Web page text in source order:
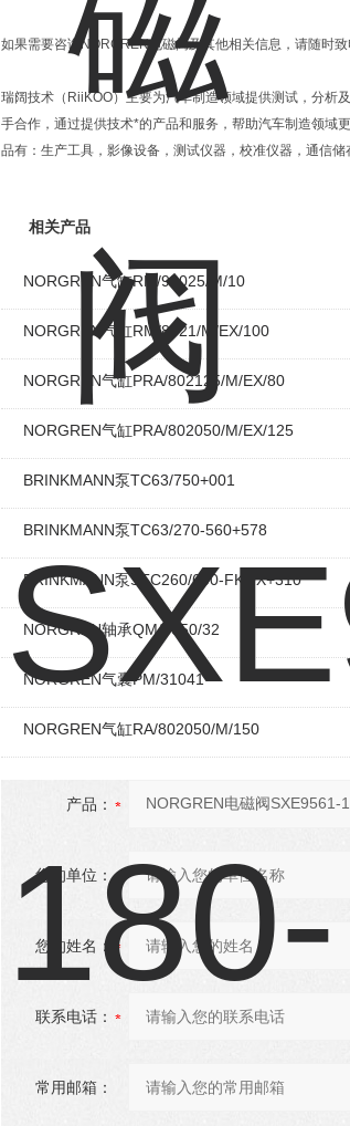
如果需要咨询NORGREN电磁阀及其他相关信息，请随时
瑞阔技术（RiiKOO）主要为汽车制造领域提供测试，分析
手合作，通过提供技术*的产品和服务，帮助汽车制造领域
品有：生产工具，影像设备，测试仪器，校准仪器，通信
相关产品
NORGREN气缸RM/93025/M/10
NORGREN气缸RM/8021/M/EX/100
NORGREN气缸PRA/802125/M/EX/80
NORGREN气缸PRA/802050/M/EX/125
BRINKMANN泵TC63/750+001
BRINKMANN泵TC63/270-560+578
BRINKMANN泵STC260/600-FKOX+310
NORGREN轴承QM/8050/32
NORGREN气囊PM/31041
NORGREN气缸RA/802050/M/150
产品：
您的单位：
您的姓名：
联系电话：
常用邮箱：